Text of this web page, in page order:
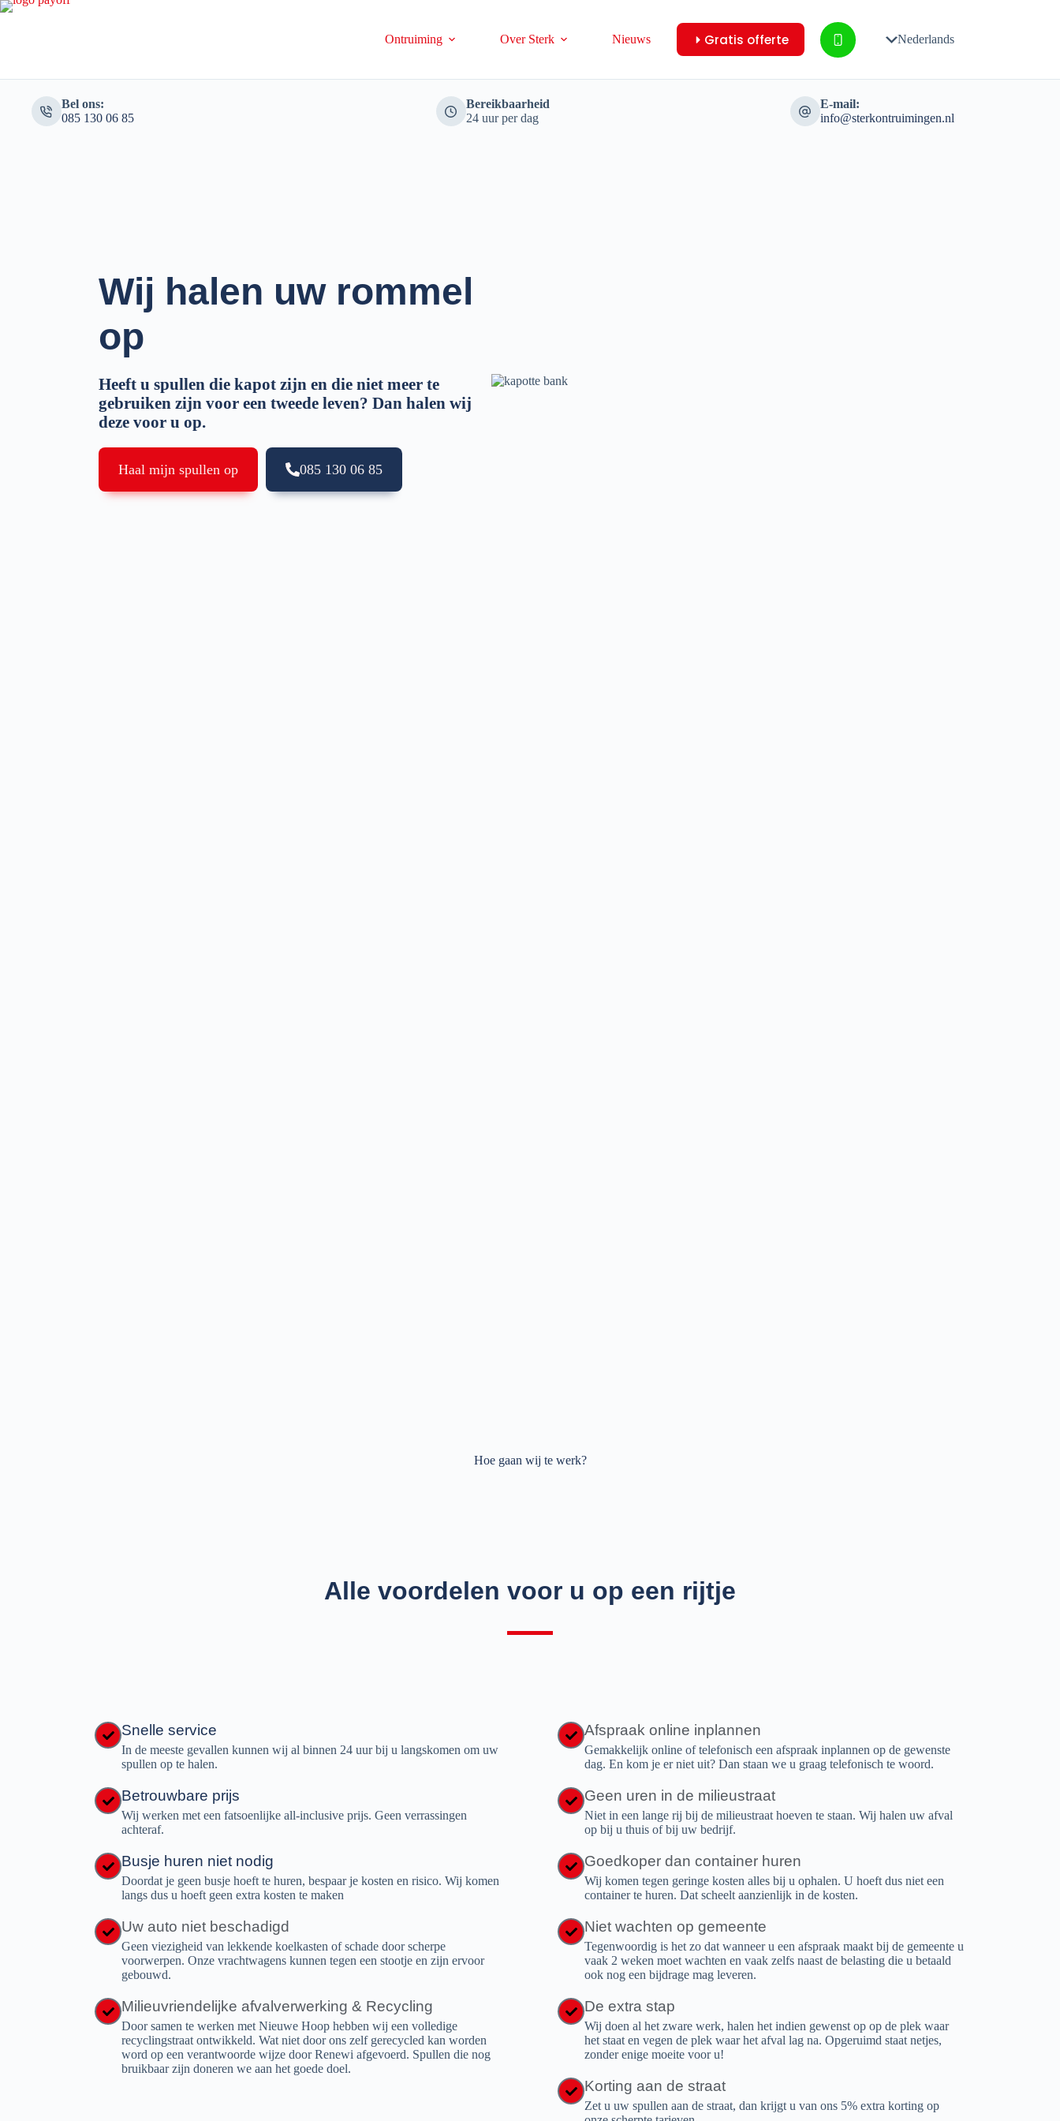
Ontruiming Over Sterk Nieuws Gratis offerte Nederlands
Bel ons:
085 130 06 85‬
Bereikbaarheid
24 uur per dag
E-mail:
info@sterkontruimingen.nl
Wij halen uw rommel
op
Heeft u spullen die kapot zijn en die niet meer te
gebruiken zijn voor een tweede leven? Dan halen wij
deze voor u op.
Haal mijn spullen op 085 130 06 85‬
Hoe gaan wij te werk?
Alle voordelen voor u op een rijtje
Snelle service
In de meeste gevallen kunnen wij al binnen 24 uur bij u langskomen om uw
spullen op te halen.
Betrouwbare prijs
Wij werken met een fatsoenlijke all-inclusive prijs. Geen verrassingen
achteraf.
Busje huren niet nodig
Doordat je geen busje hoeft te huren, bespaar je kosten en risico. Wij komen
langs dus u hoeft geen extra kosten te maken
Uw auto niet beschadigd
Geen viezigheid van lekkende koelkasten of schade door scherpe
voorwerpen. Onze vrachtwagens kunnen tegen een stootje en zijn ervoor
gebouwd.
Milieuvriendelijke afvalverwerking & Recycling
Door samen te werken met Nieuwe Hoop hebben wij een volledige
recyclingstraat ontwikkeld. Wat niet door ons zelf gerecycled kan worden
word op een verantwoorde wijze door Renewi afgevoerd. Spullen die nog
bruikbaar zijn doneren we aan het goede doel.
Afspraak online inplannen
Gemakkelijk online of telefonisch een afspraak inplannen op de gewenste
dag. En kom je er niet uit? Dan staan we u graag telefonisch te woord.
Geen uren in de milieustraat
Niet in een lange rij bij de milieustraat hoeven te staan. Wij halen uw afval
op bij u thuis of bij uw bedrijf.
Goedkoper dan container huren
Wij komen tegen geringe kosten alles bij u ophalen. U hoeft dus niet een
container te huren. Dat scheelt aanzienlijk in de kosten.
Niet wachten op gemeente
Tegenwoordig is het zo dat wanneer u een afspraak maakt bij de gemeente u
vaak 2 weken moet wachten en vaak zelfs naast de belasting die u betaald
ook nog een bijdrage mag leveren.
De extra stap
Wij doen al het zware werk, halen het indien gewenst op op de plek waar
het staat en vegen de plek waar het afval lag na. Opgeruimd staat netjes,
zonder enige moeite voor u!
Korting aan de straat
Zet u uw spullen aan de straat, dan krijgt u van ons 5% extra korting op